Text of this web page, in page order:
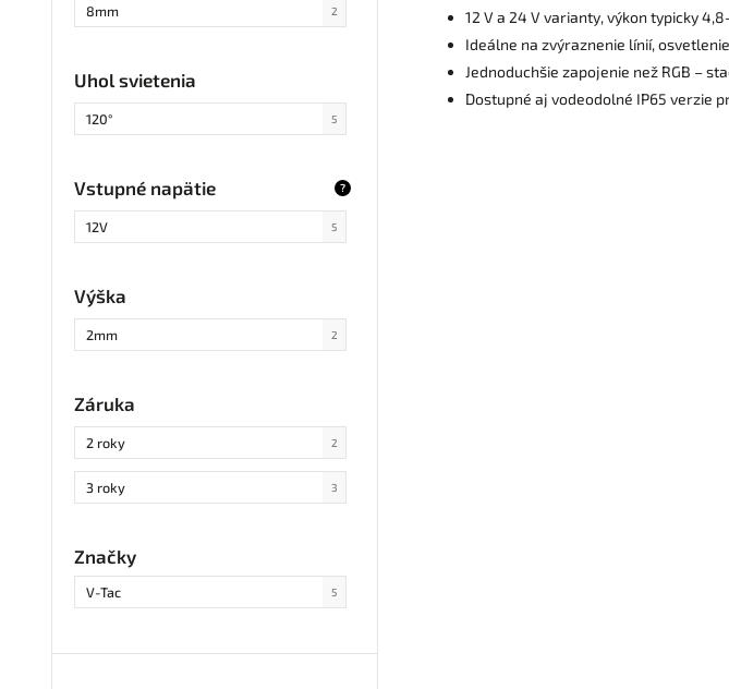
Značky
V-Tac 5
8mm 2
Uhol svietenia
120° 5
Vstupné napätie ?
12V 5
Výška
2mm 2
Záruka
2 roky 2
3 roky 3
12 V a 24 V varianty, výkon typicky
Ideálne na zvýraznenie línií,
Jednoduchšie zapojenie než RGB –
Dostupné aj vodeodolné IP65 verzie